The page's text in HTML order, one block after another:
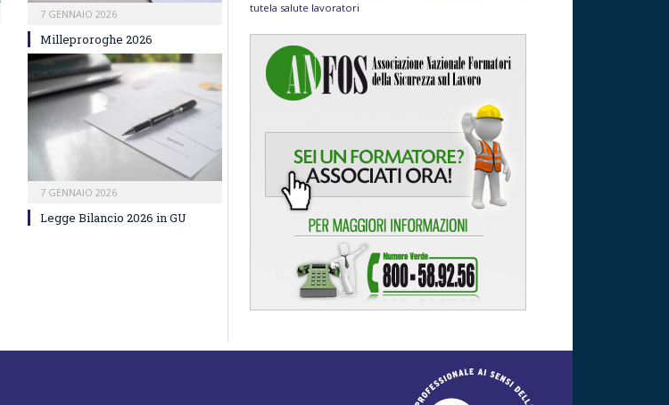
7 GENNAIO 2026
Milleproroghe 2026
7 GENNAIO 2026
Legge Bilancio 2026 in GU
tutela salute lavoratori